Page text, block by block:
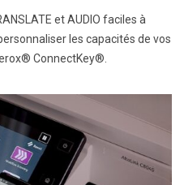
et AUDIO faciles à
les capacités de vos
ConnectKey®.